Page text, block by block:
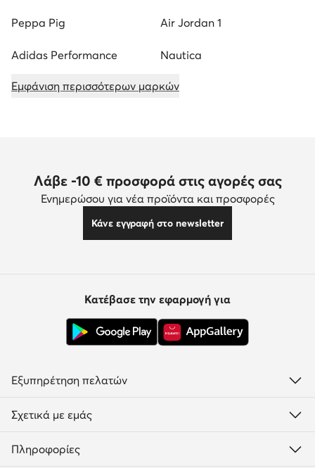
Peppa Pig Air Jordan 1
Adidas Performance Nautica
Εμφάνιση περισσότερων μαρκών
Λάβε -10 € προσφορά στις αγορές σας
Ενημερώσου για νέα προϊόντα και προσφορές
Κάνε εγγραφή στο newsletter
Κατέβασε την εφαρμογή για
Εξυπηρέτηση πελατών
Σχετικά με εμάς
Πληροφορίες